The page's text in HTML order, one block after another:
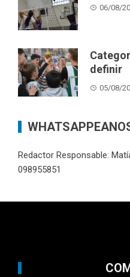
06/08/
definir
05/08/
Redactor Responsable:
098955851